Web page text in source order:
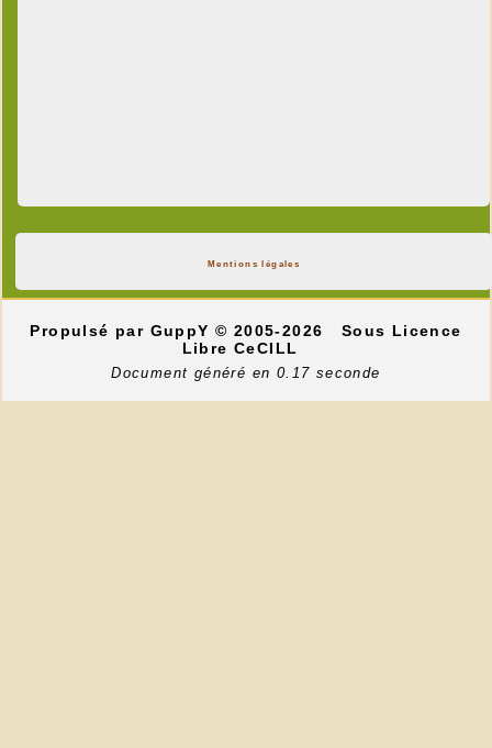
Mentions légales
Propulsé par GuppY© 2005-2026
Sous Licence
Libre CeCILL
Document généré en 0.17 seconde